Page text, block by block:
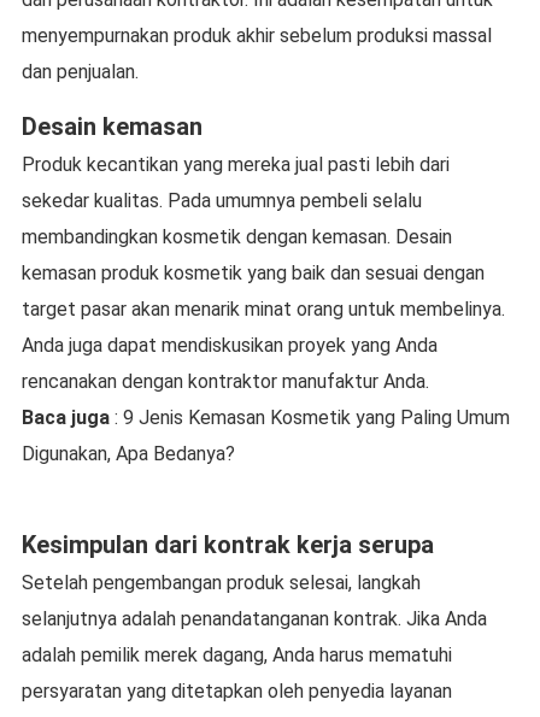
menyempurnakan produk akhir sebelum produksi massal
dan penjualan.
Desain kemasan
Produk kecantikan yang mereka jual pasti lebih dari
sekedar kualitas. Pada umumnya pembeli selalu
membandingkan kosmetik dengan kemasan. Desain
kemasan produk kosmetik yang baik dan sesuai dengan
target pasar akan menarik minat orang untuk membelinya.
Anda juga dapat mendiskusikan proyek yang Anda
rencanakan dengan kontraktor manufaktur Anda.
Baca juga: 9 Jenis Kemasan Kosmetik yang Paling Umum
Digunakan, Apa Bedanya?
Kesimpulan dari kontrak kerja serupa
Setelah pengembangan produk selesai, langkah
selanjutnya adalah penandatanganan kontrak. Jika Anda
adalah pemilik merek dagang, Anda harus mematuhi
persyaratan yang ditetapkan oleh penyedia layanan